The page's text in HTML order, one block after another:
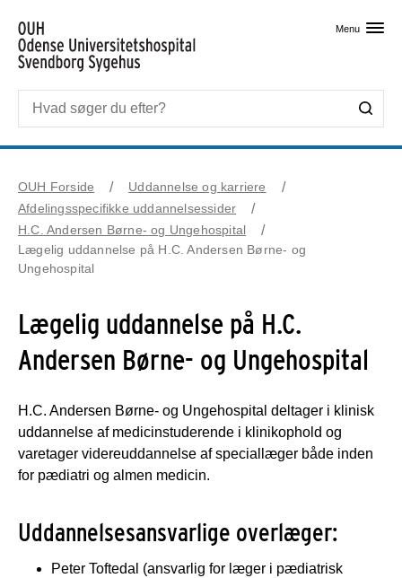
Menu
OUH Forside
Uddannelse og karriere
Afdelingsspecifikke uddannelsessider
H.C. Andersen Børne- og Ungehospital
Lægelig uddannelse på H.C. Andersen Børne- og
Ungehospital
Lægelig uddannelse på H.C.
Andersen Børne- og Ungehospital
H.C. Andersen Børne- og Ungehospital deltager i klinisk
uddannelse af medicinstuderende i klinikophold og
varetager videreuddannelse af speciallæger både inden
for pædiatri og almen medicin.
Uddannelsesansvarlige overlæger:
Peter Toftedal (ansvarlig for læger i pædiatrisk